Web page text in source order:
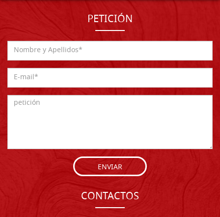
PETICIÓN
ENVIAR
CONTACTOS